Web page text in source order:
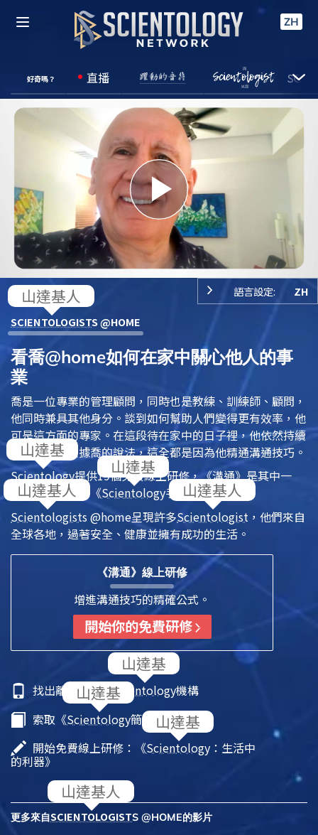
ZH
好奇嗎？ 直播
Play
Video
語言設定: ZH
SCIENTOLOGISTS @HOME
看喬@home如何在家中關心他人的事
業
喬是一位專業的管理顧問，同時也是教練、訓練師、顧問，
他同時兼具其他身分。談到如何幫助人們變得更有效率，他
可是這方面的專家。在這段待在家中的日子裡，他依然持續
幫助人們。根據喬的說法，這全都是因為他精通溝通技巧。
Scientology提供19個免費線上研修，《溝通》是其中一
個，全都是基於 《Scientology手冊》中的原則。
Scientologists @home呈現許多Scientologist ，他們來自
全球各地，過著安全、健康並擁有成功的生活。
《溝通》線上研修
增進溝通技巧的精確公式。
開始你的免費研修
找出離你最近的Scientology機構
索取《Scientology簡介》小冊子
開始免費線上研修：《Scientology ：生活中
的利器》
更多來自SCIENTOLOGISTS @HOME的影片